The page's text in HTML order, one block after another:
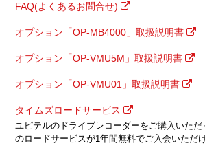
FAQ(よくあるお問合せ)
オプション「OP-MB4000」取扱説明書
オプション「OP-VMU5M」取扱説明書
オプション「OP-VMU01」取扱説明書
タイムズロードサービス
ユピテルのドライブレコーダーをご購入いた
のロードサービスが1年間無料でご入会いただけ